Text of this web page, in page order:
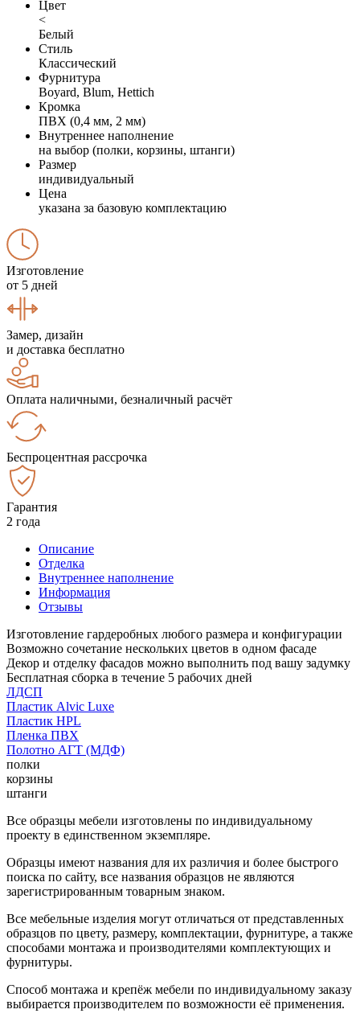
Цвет
<
Белый
Стиль
Классический
Фурнитура
Boyard, Blum, Hettich
Кромка
ПВХ (0,4 мм, 2 мм)
Внутреннее наполнение
на выбор (полки, корзины, штанги)
Размер
индивидуальный
Цена
указана за базовую комплектацию
Изготовление
от 5 дней
Замер, дизайн
и доставка бесплатно
Оплата наличными, безналичный расчёт
Беспроцентная рассрочка
Гарантия
2 года
Описание
Отделка
Внутреннее наполнение
Информация
Отзывы
Изготовление гардеробных любого размера и конфигурации
Возможно сочетание нескольких цветов в одном фасаде
Декор и отделку фасадов можно выполнить под вашу задумку
Бесплатная сборка в течение 5 рабочих дней
ЛДСП
Пластик Alvic Luxe
Пластик HPL
Пленка ПВХ
Полотно АГТ (МДФ)
полки
корзины
штанги
Все образцы мебели изготовлены по индивидуальному
проекту в единственном экземпляре.
Образцы имеют названия для их различия и более быстрого
поиска по сайту, все названия образцов не являются
зарегистрированным товарным знаком.
Все мебельные изделия могут отличаться от представленных
образцов по цвету, размеру, комплектации, фурнитуре, а также
способами монтажа и производителями комплектующих и
фурнитуры.
Способ монтажа и крепёж мебели по индивидуальному заказу
выбирается производителем по возможности её применения.